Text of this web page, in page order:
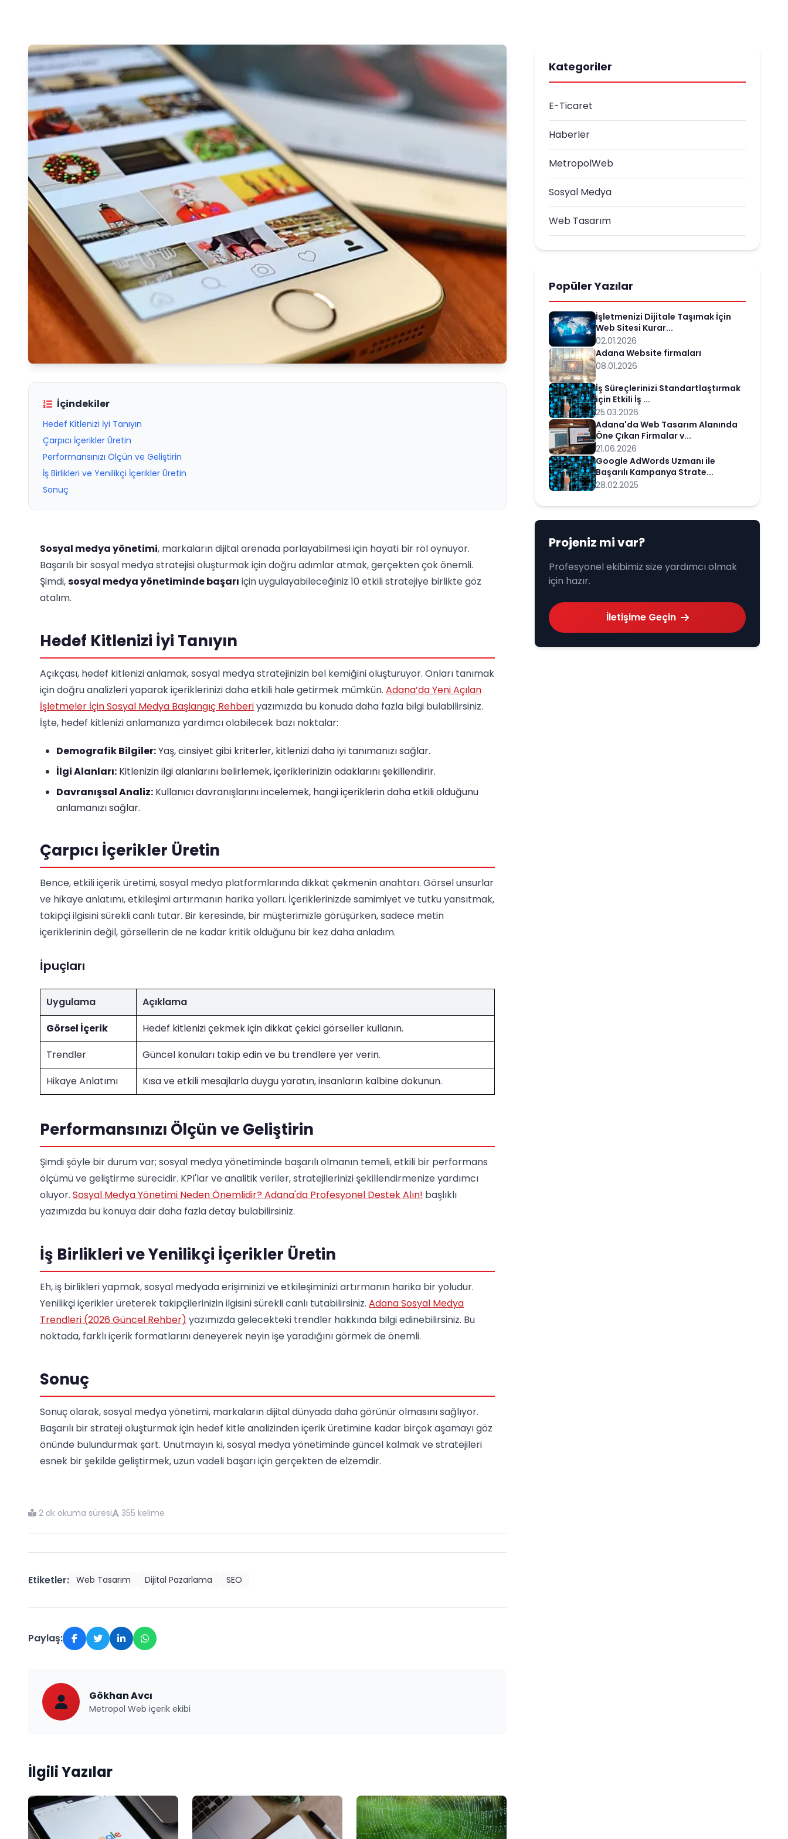
İçindekiler
Hedef Kitlenizi İyi Tanıyın
Çarpıcı İçerikler Üretin
Performansınızı Ölçün ve Geliştirin
İş Birlikleri ve Yenilikçi İçerikler Üretin
Sonuç
Sosyal medya yönetimi, markaların dijital arenada parlayabilmesi için hayati bir rol oynuyor.
Başarılı bir sosyal medya stratejisi oluşturmak için doğru adımlar atmak, gerçekten çok önemli.
Şimdi,sosyal medya yönetiminde başarı için uygulayabileceğiniz 10 etkili stratejiye birlikte göz
atalım.
Hedef Kitlenizi İyi Tanıyın
Açıkçası, hedef kitlenizi anlamak, sosyal medya stratejinizin bel kemiğini oluşturuyor. Onları tanımak
için doğru analizleri yaparak içeriklerinizi daha etkili hale getirmek mümkün. Adana’da Yeni Açılan
İşletmeler İçin Sosyal Medya Başlangıç Rehberiyazımızda bu konuda daha fazla bilgi bulabilirsiniz.
İşte, hedef kitlenizi anlamanıza yardımcı olabilecek bazı noktalar:
Demografik Bilgiler:Yaş, cinsiyet gibi kriterler, kitlenizi daha iyi tanımanızı sağlar.
İlgi Alanları: Kitlenizin ilgi alanlarını belirlemek, içeriklerinizin odaklarını şekillendirir.
Davranışsal Analiz: Kullanıcı davranışlarını incelemek, hangi içeriklerin daha etkili olduğunu
anlamanızı sağlar.
Çarpıcı İçerikler Üretin
Bence, etkili içerik üretimi, sosyal medya platformlarında dikkat çekmenin anahtarı. Görsel unsurlar
ve hikaye anlatımı, etkileşimi artırmanın harika yolları. İçeriklerinizde samimiyet ve tutku yansıtmak,
takipçi ilgisini sürekli canlı tutar. Bir keresinde, bir müşterimizle görüşürken, sadece metin
içeriklerinin değil, görsellerin de ne kadar kritik olduğunu bir kez daha anladım.
İpuçları
Uygulama
Açıklama
Görsel İçerik
Hedef kitlenizi çekmek için dikkat çekici görseller kullanın.
Trendler
Güncel konuları takip edin ve bu trendlere yer verin.
Hikaye Anlatımı
Kısa ve etkili mesajlarla duygu yaratın, insanların kalbine dokunun.
Performansınızı Ölçün ve Geliştirin
Şimdi şöyle bir durum var; sosyal medya yönetiminde başarılı olmanın temeli, etkili bir performans
ölçümü ve geliştirme sürecidir. KPI'lar ve analitik veriler, stratejilerinizi şekillendirmenize yardımcı
oluyor. Sosyal Medya Yönetimi Neden Önemlidir? Adana'da Profesyonel Destek Alın! başlıklı
yazımızda bu konuya dair daha fazla detay bulabilirsiniz.
İş Birlikleri ve Yenilikçi İçerikler Üretin
Eh, iş birlikleri yapmak, sosyal medyada erişiminizi ve etkileşiminizi artırmanın harika bir yoludur.
Yenilikçi içerikler üreterek takipçilerinizin ilgisini sürekli canlı tutabilirsiniz. Adana Sosyal Medya
Trendleri (2026 Güncel Rehber) yazımızda gelecekteki trendler hakkında bilgi edinebilirsiniz. Bu
noktada, farklı içerik formatlarını deneyerek neyin işe yaradığını görmek de önemli.
Sonuç
Sonuç olarak, sosyal medya yönetimi, markaların dijital dünyada daha görünür olmasını sağlıyor.
Başarılı bir strateji oluşturmak için hedef kitle analizinden içerik üretimine kadar birçok aşamayı göz
önünde bulundurmak şart. Unutmayın ki, sosyal medya yönetiminde güncel kalmak ve stratejileri
esnek bir şekilde geliştirmek, uzun vadeli başarı için gerçekten de elzemdir.
2 dk okuma süresi 355 kelime
Etiketler: Web Tasarım Dijital Pazarlama SEO
Paylaş:
Gökhan Avcı
Metropol Web içerik ekibi
İlgili Yazılar
Kategoriler
E-Ticaret
Haberler
MetropolWeb
Sosyal Medya
Web Tasarım
Popüler Yazılar
İşletmenizi Dijitale Taşımak İçin
Web Sitesi Kurar...
02.01.2026
Adana Website firmaları
08.01.2026
İş Süreçlerinizi Standartlaştırmak
için Etkili İş ...
25.03.2026
Adana'da Web Tasarım Alanında
Öne Çıkan Firmalar v...
21.06.2026
Google AdWords Uzmanı ile
Başarılı Kampanya Strate...
28.02.2025
Projeniz mi var?
Profesyonel ekibimiz size yardımcı olmak
için hazır.
İletişime Geçin